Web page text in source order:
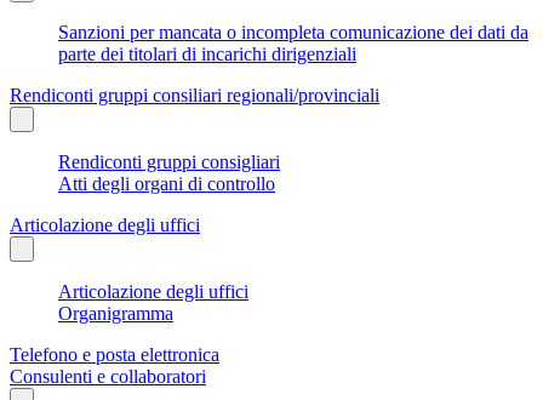
Sanzioni per mancata o incompleta comunicazione dei dati da
parte dei titolari di incarichi dirigenziali
Rendiconti gruppi consiliari regionali/provinciali
Rendiconti gruppi consigliari
Atti degli organi di controllo
Articolazione degli uffici
Articolazione degli uffici
Organigramma
Telefono e posta elettronica
Consulenti e collaboratori